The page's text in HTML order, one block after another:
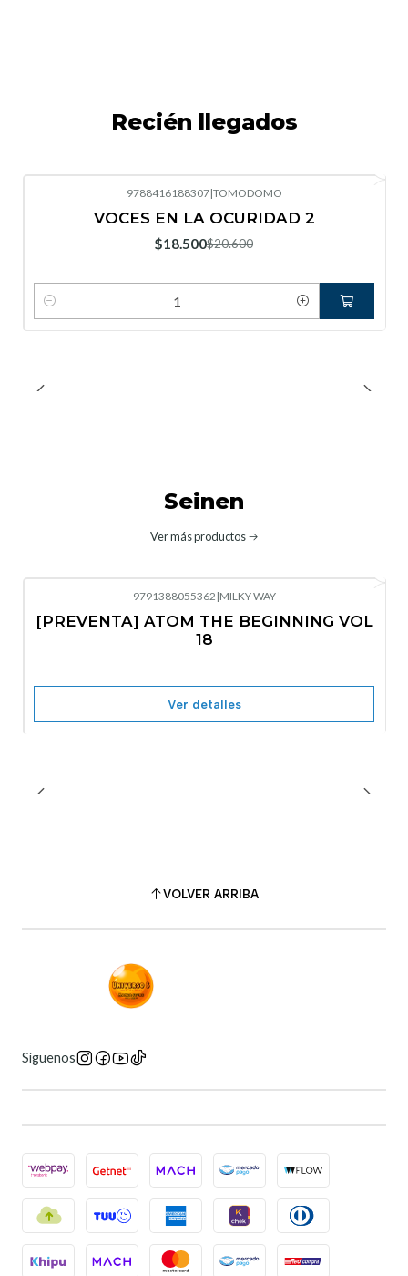
Recién llegados
9788416188307|TOMODOMO
VOCES EN LA OCURIDAD 2
$18.500$20.600
Cantidad
Seinen
Ver más productos
9791388055362 |MILKY WAY
[PREVENTA] ATOM THE BEGINNING VOL
18
Ver detalles
VOLVER ARRIBA
Síguenos